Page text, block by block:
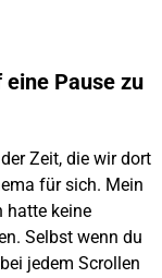
Pause zu
Zeit, die wir dort
für sich. Mein
hatte keine
Selbst wenn du
jedem Scrollen